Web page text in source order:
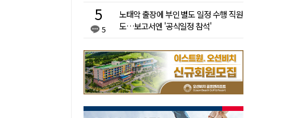
5
노태악 출장에 부인 별도 일정 수행 직원
도…보고서엔 '공식일정 참석'